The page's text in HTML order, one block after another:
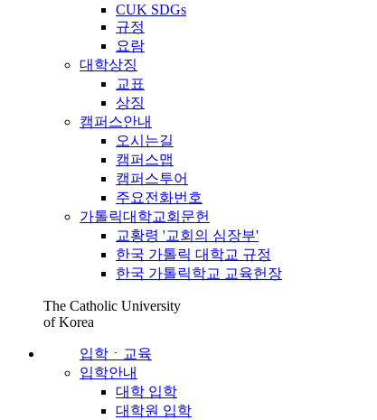
CUK SDGs
규정
요람
대학상징
교표
상징
캠퍼스안내
오시는길
캠퍼스맵
캠퍼스투어
주요전화번호
가톨릭대학교회문헌
교황령 '교회의 심장부'
한국 가톨릭 대학교 규정
한국 가톨릭학교 교육헌장
The Catholic University
of Korea
입학ㆍ교육
입학안내
대학 입학
대학원 입학